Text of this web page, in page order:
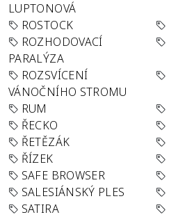
LUPTONOVÁ
ROSTOCK
ROZHODOVACÍ
PARALÝZA
ROZSVÍCENÍ
VÁNOČNÍHO STROMU
RUM
ŘECKO
ŘETĚZÁK
ŘÍZEK
SAFE BROWSER
SALESIÁNSKÝ PLES
SATIRA